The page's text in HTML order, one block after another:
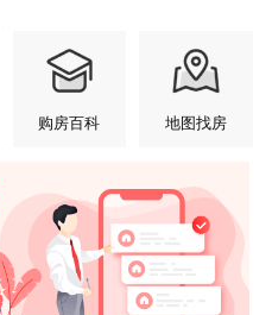
购房百科 地图找房